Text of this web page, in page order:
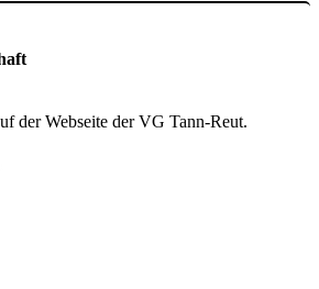
der Webseite der VG Tann-Reut.